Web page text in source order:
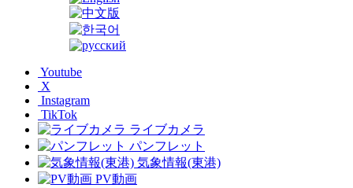
Youtube
X
Instagram
TikTok
ライブカメラ
パンフレット
気象情報(東港)
PV動画